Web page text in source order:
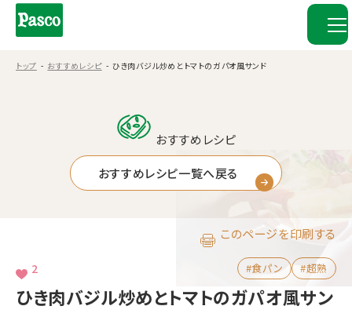
トップ おすすめレシピ ひき肉バジル炒めとトマトのガパオ風サンド
おすすめレシピ
おすすめレシピ一覧へ戻る
ひき肉バジル炒めとトマトのガパオ風サン
2 #食パン #超熟
このページを印刷する